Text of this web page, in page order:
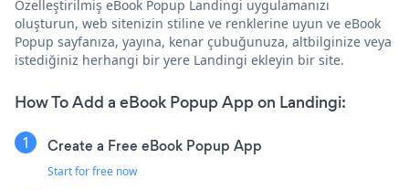
Özelleştirilmiş eBook Popup Landingi uygulamanızı
oluşturun, web sitenizin stiline ve renklerine uyun ve eBook
Popup sayfanıza, yayına, kenar çubuğunuza, altbilginize veya
istediğiniz herhangi bir yere Landingi ekleyin bir site.
How To Add a eBook Popup App on Landingi:
Create a Free eBook Popup App
Start for free now